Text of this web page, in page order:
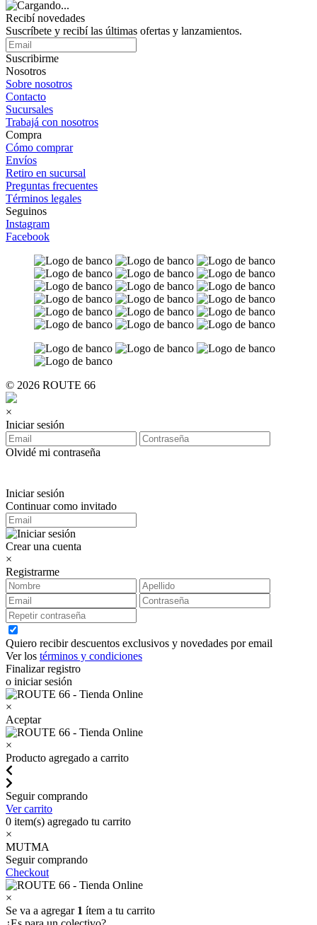
Recibí novedades
Suscríbete y recibí las últimas ofertas y lanzamientos.
Suscribirme
Nosotros
Sobre nosotros
Contacto
Sucursales
Trabajá con nosotros
Compra
Cómo comprar
Envíos
Retiro en sucursal
Preguntas frecuentes
Términos legales
Seguinos
Instagram
Facebook
© 2026 ROUTE 66
×
Iniciar sesión
Olvidé mi contraseña
Iniciar sesión
Continuar como invitado
Crear una cuenta
×
Registrarme
Quiero recibir descuentos exclusivos y novedades por email
Ver los términos y condiciones
Finalizar registro
o iniciar sesión
×
Aceptar
×
Producto agregado a carrito
Seguir comprando
Ver carrito
0 item(s) agregado tu carrito
×
MUTMA
Seguir comprando
Checkout
×
Se va a agregar 1 ítem a tu carrito